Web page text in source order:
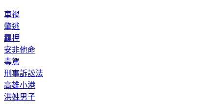
車禍
肇逃
羈押
安非他命
毒駕
刑事訴訟法
高雄小港
洪姓男子